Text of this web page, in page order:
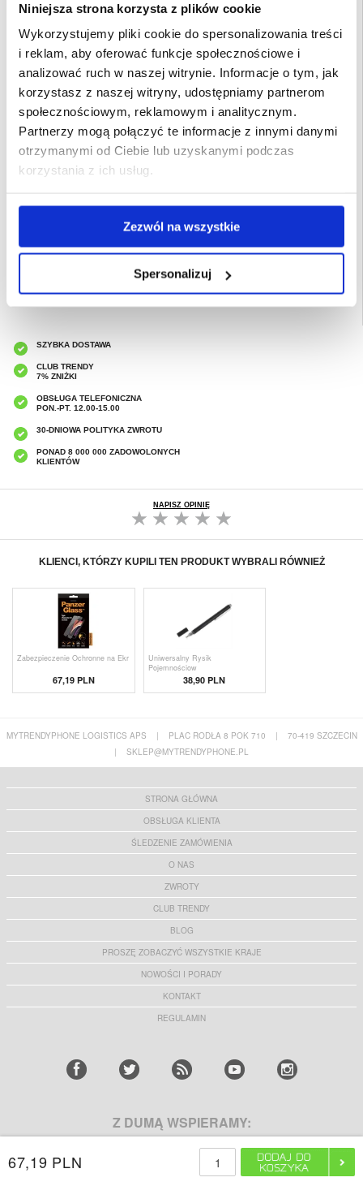
Niniejsza strona korzysta z plików cookie
Wykorzystujemy pliki cookie do spersonalizowania treści
i reklam, aby oferować funkcje społecznościowe i
analizować ruch w naszej witrynie. Informacje o tym, jak
korzystasz z naszej witryny, udostępniamy partnerom
społecznościowym, reklamowym i analitycznym.
Partnerzy mogą połączyć te informacje z innymi danymi
otrzymanymi od Ciebie lub uzyskanymi podczas
korzystania z ich usług.
Zezwól na wszystkie
Spersonalizuj
Hybrydowe Etui Nillkin Super Frosted Shield Pro do Samsung Galaxy
Daj swojemu telefonowi Samsung Galaxy S25+ tylko to, co najlepsze!
Nillkin stworzył nową, potężniejszą wersję Pro etui Super Frosted Shield na
Twój cenny Samsung Galaxy S25+. Doskonała ochrona przy upadku dzięki
dwuwarstwowej konstrukcji - tył z PC i ramka z TPU.
Opis:
- Hybrydowe etui Nillkin Super Frosted Shield Pro na Samsung Galaxy S25+
- Zapewnia niezawodną ochronę tyłu, boków i aparatu telefonu
- O teksturowanej powierzchni poprawiającej trzymanie - zmniejsza ryzyko
upuszczenia
- Etui Nillkin Super Frosted Shield Pro idealnie pasuje na Samsung Galaxy S25+
- Etui na Samsung Galaxy S25+ z PC i TPU
Przeznaczenie:Samsung Galaxy S25+
Samsung Galaxy S25+ Etui & Akcesoria
SZYBKA DOSTAWA
CLUB TRENDY
7% ZNIŻKI
OBSŁUGA TELEFONICZNA
PON.-PT. 12.00-15.00
30-DNIOWA POLITYKA ZWROTU
PONAD 8 000 000 ZADOWOLONYCH
KLIENTÓW
NAPISZ OPINIĘ
KLIENCI, KTÓRZY KUPILI TEN PRODUKT WYBRALI RÓWNIEŻ
Zabezpieczenie Ochronne na Ekr
67,19 PLN
Uniwersalny Rysik
Pojemnościow
38,90 PLN
67,19 PLN
MYTRENDYPHONE LOGISTICS APS | PLAC RODŁA 8 POK 710 |
70-419 SZCZECIN
|
SKLEP@MYTRENDYPHONE.PL
STRONA GŁÓWNA
OBSŁUGA KLIENTA
ŚLEDZENIE ZAMÓWIENIA
O NAS
ZWROTY
CLUB TRENDY
BLOG
PROSZĘ ZOBACZYĆ WSZYSTKIE KRAJE
NOWOŚCI I PORADY
KONTAKT
REGULAMIN
Z DUMĄ WSPIERAMY:
ZDOBĄDŹ 10% ZNIŻKI